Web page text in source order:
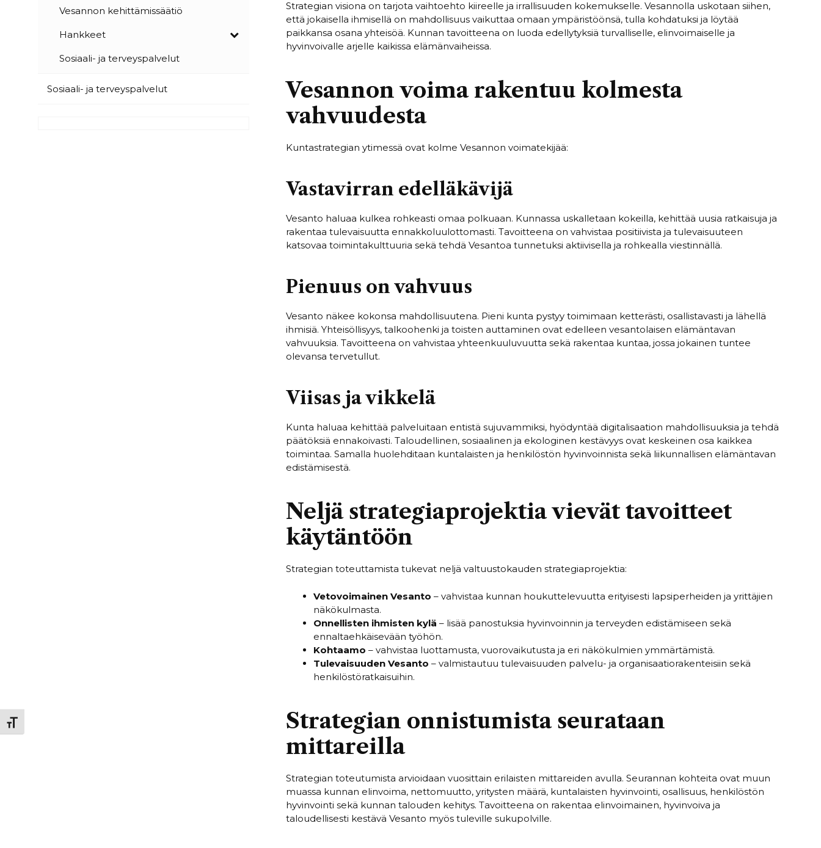
Toggle Font size
Strategian visiona on tarjota vaihtoehto kiireelle ja irrallisuuden kokemukselle. Vesannolla uskotaan siihen,
että jokaisella ihmisellä on mahdollisuus vaikuttaa omaan ympäristöönsä, tulla kohdatuksi ja löytää
paikkansa osana yhteisöä. Kunnan tavoitteena on luoda edellytyksiä turvalliselle, elinvoimaiselle ja
hyvinvoivalle arjelle kaikissa elämänvaiheissa.
Vesannon voima rakentuu kolmesta
vahvuudesta
Kuntastrategian ytimessä ovat kolme Vesannon voimatekijää:
Vastavirran edelläkävijä
Vesanto haluaa kulkea rohkeasti omaa polkuaan. Kunnassa uskalletaan kokeilla, kehittää uusia ratkaisuja ja
rakentaa tulevaisuutta ennakkoluulottomasti. Tavoitteena on vahvistaa positiivista ja tulevaisuuteen
katsovaa toimintakulttuuria sekä tehdä Vesantoa tunnetuksi aktiivisella ja rohkealla viestinnällä.
Pienuus on vahvuus
Vesanto näkee kokonsa mahdollisuutena. Pieni kunta pystyy toimimaan ketterästi, osallistavasti ja lähellä
ihmisiä. Yhteisöllisyys, talkoohenki ja toisten auttaminen ovat edelleen vesantolaisen elämäntavan
vahvuuksia. Tavoitteena on vahvistaa yhteenkuuluvuutta sekä rakentaa kuntaa, jossa jokainen tuntee
olevansa tervetullut.
Viisas ja vikkelä
Kunta haluaa kehittää palveluitaan entistä sujuvammiksi, hyödyntää digitalisaation mahdollisuuksia ja tehdä
päätöksiä ennakoivasti. Taloudellinen, sosiaalinen ja ekologinen kestävyys ovat keskeinen osa kaikkea
toimintaa. Samalla huolehditaan kuntalaisten ja henkilöstön hyvinvoinnista sekä liikunnallisen elämäntavan
edistämisestä.
Neljä strategiaprojektia vievät tavoitteet
käytäntöön
Strategian toteuttamista tukevat neljä valtuustokauden strategiaprojektia:
Vetovoimainen Vesanto – vahvistaa kunnan houkuttelevuutta erityisesti lapsiperheiden ja yrittäjien
näkökulmasta.
Onnellisten ihmisten kylä – lisää panostuksia hyvinvoinnin ja terveyden edistämiseen sekä
ennaltaehkäisevään työhön.
Kohtaamo – vahvistaa luottamusta, vuorovaikutusta ja eri näkökulmien ymmärtämistä.
Tulevaisuuden Vesanto – valmistautuu tulevaisuuden palvelu- ja organisaatiorakenteisiin sekä
henkilöstöratkaisuihin.
Strategian onnistumista seurataan
mittareilla
Strategian toteutumista arvioidaan vuosittain erilaisten mittareiden avulla. Seurannan kohteita ovat muun
muassa kunnan elinvoima, nettomuutto, yritysten määrä, kuntalaisten hyvinvointi, osallisuus, henkilöstön
hyvinvointi sekä kunnan talouden kehitys. Tavoitteena on rakentaa elinvoimainen, hyvinvoiva ja
taloudellisesti kestävä Vesanto myös tuleville sukupolville.
Vesannon kehittämissäätiö
Hankkeet
Sosiaali- ja terveyspalvelut
Sosiaali- ja terveyspalvelut